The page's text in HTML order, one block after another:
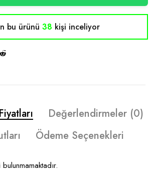
bu ürünü 38 kişi inceliyor
Değerlendirmeler (0)
Ödeme Seçenekleri